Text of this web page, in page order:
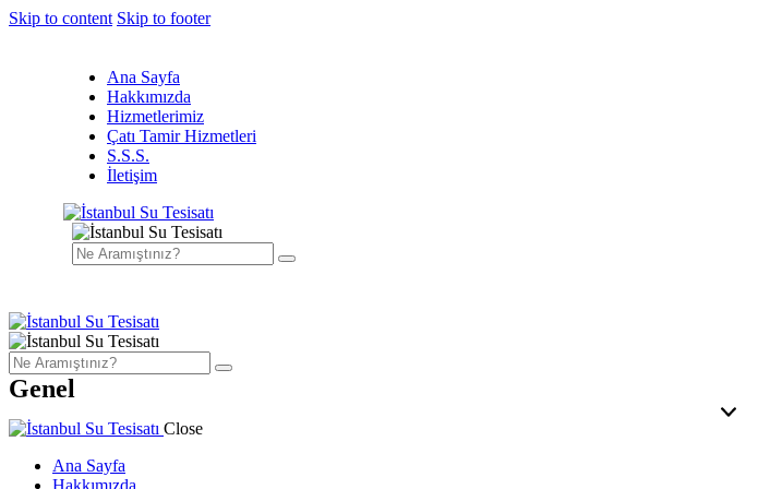
Skip to content Skip to footer
Ana Sayfa
Hakkımızda
Hizmetlerimiz
Çatı Tamir Hizmetleri
S.S.S.
İletişim
Genel
Close
Ana Sayfa
Hakkımızda